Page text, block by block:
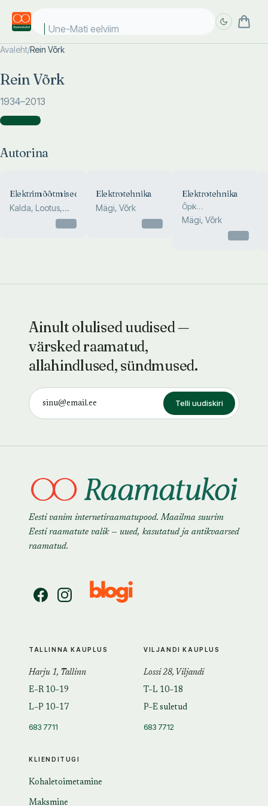
Une-Mati eelviima
Avaleht/Rein Võrk
Rein Võrk
1934–2013
Autorina )
Autorina
Elektrimõõtmised
Kalda, Lootus,
Elektrotehnika
Mägi, Võrk
Elektrotehnika
Õpik
mitteelektrotehniliste
erialade
Mägi, Võrk
Ainult olulised uudised —
värsked raamatud,
allahindlused, sündmused.
Telli uudiskiri
Eesti vanim internetiraamatupood. Maailma suurim
Eesti raamatute valik — uued, kasutatud ja antikvaarsed
raamatud.
KLIENDITUGI
Kohaletoimetamine
Maksmine
TALLINNA KAUPLUS
Harju 1, Tallinn
E–R 10–19
L–P 10–17
683 7711
VILJANDI KAUPLUS
Lossi 28, Viljandi
T–L 10–18
P–E suletud
683 7712